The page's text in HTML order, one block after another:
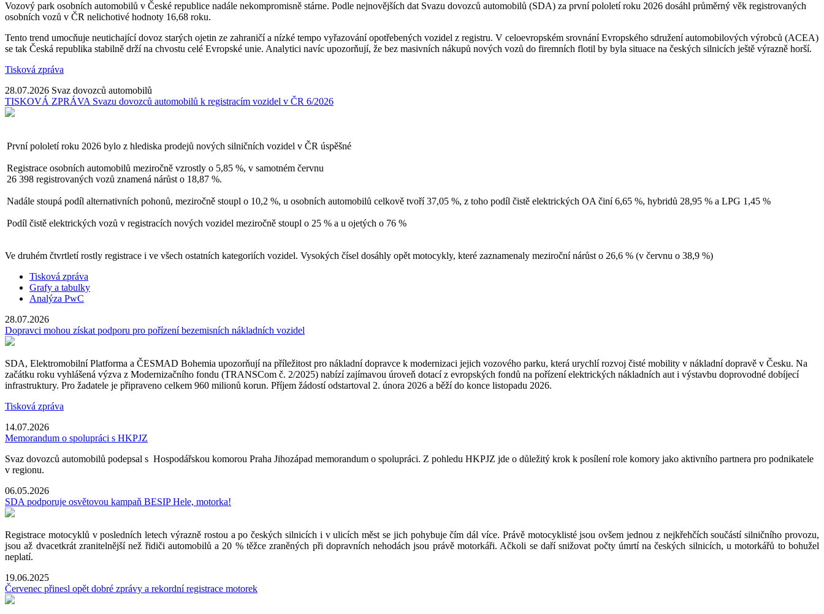
Vozový park osobních automobilů v České republice nadále nekompromisně stárne. Podle nejnovějších dat Svazu dovozců automobilů (SDA) za první pololetí roku 2026 dosáhl průměrný věk registrovaných
osobních vozů v ČR nelichotivé hodnoty 16,68 roku.
Tento trend umocňuje neutichající dovoz starých ojetin ze zahraničí a nízké tempo vyřazování opotřebených vozidel z registru. V celoevropském srovnání Evropského sdružení automobilových výrobců (ACEA)
se tak Česká republika stabilně drží na chvostu celé Evropské unie. Analytici navíc upozorňují, že bez masivních nákupů nových vozů do firemních flotil by byla situace na českých silnicích ještě výrazně horší.
Tisková zpráva
28.07.2026 Svaz dovozců automobilů
TISKOVÁ ZPRÁVA Svazu dovozců automobilů k registracím vozidel v ČR 6/2026
První pololetí roku 2026 bylo z hlediska prodejů nových silničních vozidel v ČR úspěšné
Registrace osobních automobilů meziročně vzrostly o 5,85 %, v samotném červnu
26 398 registrovaných vozů znamená nárůst o 18,87 %.
Nadále stoupá podíl alternativních pohonů, meziročně stoupl o 10,2 %, u osobních automobilů celkově tvoří 37,05 %, z toho podíl čistě elektrických OA činí 6,65 %, hybridů 28,95 % a LPG 1,45 %
Podíl čistě elektrických vozů v registracích nových vozidel meziročně stoupl o 25 % a u ojetých o 76 %
Ve druhém čtvrtletí rostly registrace i ve všech ostatních kategoriích vozidel. Vysokých čísel dosáhly opět motocykly, které zaznamenaly meziroční nárůst o 26,6 % (v červnu o 38,9 %)
Tisková zpráva
Grafy a tabulky
Analýza PwC
28.07.2026
Dopravci mohou získat podporu pro pořízení bezemisních nákladních vozidel
SDA, Elektromobilní Platforma a ČESMAD Bohemia upozorňují na příležitost pro nákladní dopravce k modernizaci jejich vozového parku, která urychlí rozvoj čisté mobility v nákladní dopravě v Česku. Na
začátku roku vyhlášená výzva z Modernizačního fondu (TRANSCom č. 2/2025) nabízí zajímavou úroveň dotací z evropských fondů na pořízení elektrických nákladních aut i výstavbu doprovodné dobíjecí
infrastruktury. Pro žadatele je připraveno celkem 960 milionů korun. Příjem žádostí odstartoval 2. února 2026 a běží do konce listopadu 2026.
Tisková zpráva
14.07.2026
Memorandum o spolupráci s HKPJZ
Svaz dovozců automobilů podepsal s Hospodářskou komorou Praha Jihozápad memorandum o spolupráci. Z pohledu HKPJZ jde o důležitý krok k posílení role komory jako aktivního partnera pro podnikatele
v regionu.
06.05.2026
SDA podporuje osvětovou kampaň BESIP Hele, motorka!
Registrace motocyklů v posledních letech výrazně rostou a po českých silnicích i v ulicích měst se jich pohybuje čím dál více. Právě motocyklisté jsou ovšem jednou z nejkřehčích součástí silničního provozu,
jsou až dvacetkrát zranitelnější než řidiči automobilů a 20 % těžce zraněných při dopravních nehodách jsou právě motorkáři. Ačkoli se daří snižovat počty úmrtí na českých silnicích, u motorkářů to bohužel
neplatí.
19.06.2025
Červenec přinesl opět dobré zprávy a rekordní registrace motorek